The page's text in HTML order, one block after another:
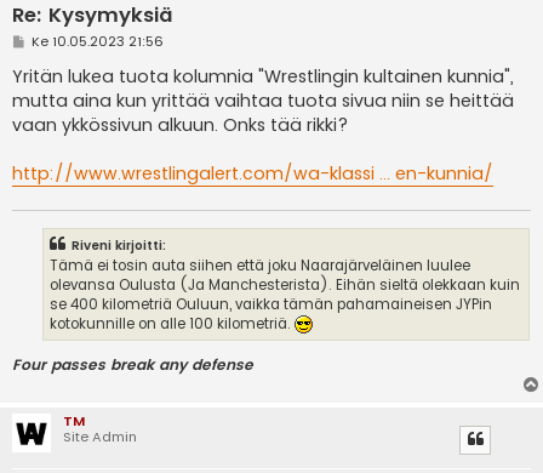
Re: Kysymyksiä
V
e
s
t
i
Ke 10.05.2023 21:56
Yritän lukea tuota kolumnia "Wrestlingin kultainen kunnia",
mutta aina kun yrittää vaihtaa tuota sivua niin se heittää
vaan ykkössivun alkuun. Onks tää rikki?
http://www.wrestlingalert.com/wa-klassi ... en-kunnia/
Riveni kirjoitti:
Tämä ei tosin auta siihen että joku Naarajärveläinen luulee
olevansa Oulusta (Ja Manchesterista). Eihän sieltä olekkaan kuin
se 400 kilometriä Ouluun, vaikka tämän pahamaineisen JYPin
kotokunnille on alle 100 kilometriä.
Four passes break any defense
TM
Site Admin